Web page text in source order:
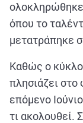
ολοκληρώθηκε
όπου το
μετατράπηκε
Καθώς ο
πλησιάζει στο
επόμενο
τι ακολουθεί.